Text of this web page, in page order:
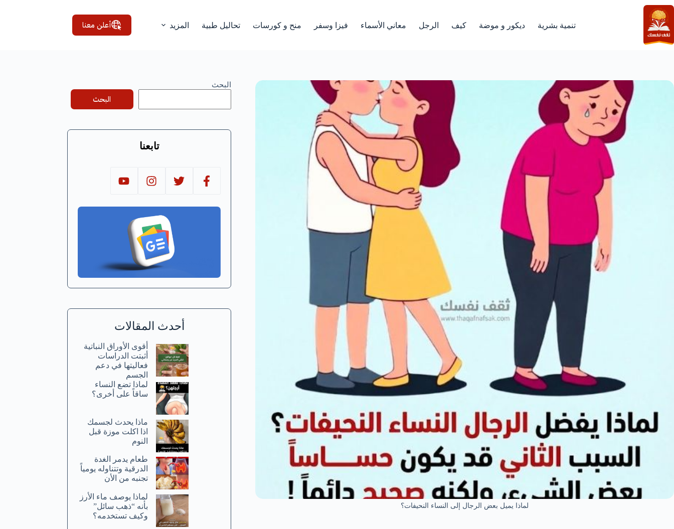
التجاوز
إلى
المحتوى
تنمية بشرية ديكور و موضة كيف الرجل معاني الأسماء فيزا وسفر منح و كورسات تحاليل طبية المزيد أعلن معنا
لماذا يميل بعض الرجال إلى النساء النحيفات؟
البحث
البحث
تابعنا
أحدث المقالات
أقوى الأوراق النباتية
أثبتت الدراسات
فعاليتها في دعم
الجسم
لماذا تضع النساء
ساقاً على أخرى؟
ماذا يحدث لجسمك
اذا اكلت موزة قبل
النوم
طعام يدمر الغدة
الدرقية وتتناوله يومياً
تجنبه من الأن
لماذا يوصف ماء الأرز
بأنه “ذهب سائل”
وكيف تستخدمه؟